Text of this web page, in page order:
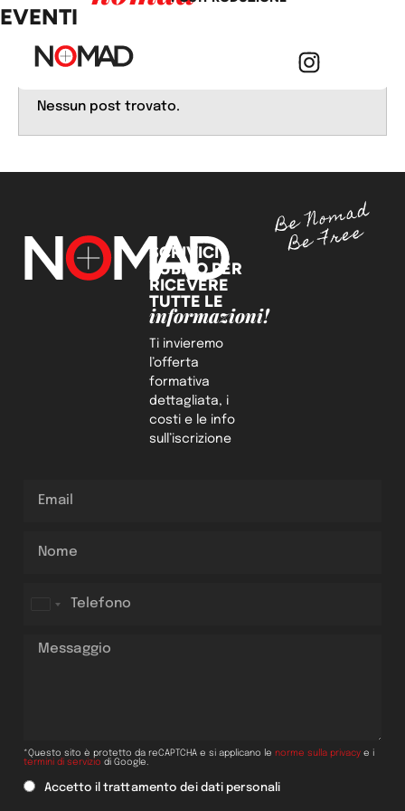
WHY NOMAD
EVENTI
Nessun post trovato.
SCRIVICI
SUBITO PER
RICEVERE
TUTTE LE
informazioni!
Ti invieremo
l’offerta
formativa
dettagliata, i
costi e le info
sull’iscrizione
Italy +39
*Questo sito è protetto da reCAPTCHA e si applicano le norme sulla privacy e i
termini di servizio di Google.
Accetto il trattamento dei dati personali